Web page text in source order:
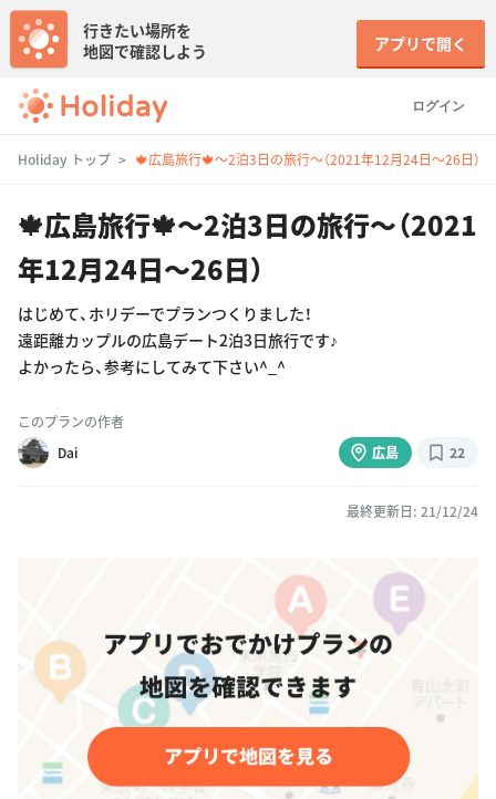
ログイン
行きたい場所を
地図で確認しよう
アプリで開く
Holiday トップ 🍁広島旅行🍁〜2泊3日の旅行〜（2021年12月24日〜26日）
🍁広島旅行🍁〜2泊3日の旅行〜（2021
年12月24日〜26日）
はじめて、ホリデーでプランつくりました！
遠距離カップルの広島デート2泊3日旅行です♪
よかったら、参考にしてみて下さい^_^
このプランの作者
Dai
広島 22
最終更新日: 21/12/24